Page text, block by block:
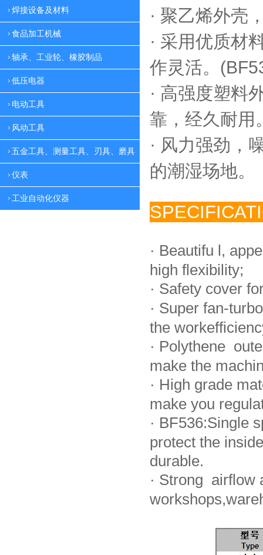
焊接设备及材料
食品加工机械
轴承、工业轮、橡胶制品
低压电器
电动工具
风动工具
五金工具、测量工具、刃具、磨具
仪表
工业自动化仪器
· 聚乙烯外壳
· 采用优质材
作灵活。
· 高强度塑料
靠， 经久耐用
· 风力强劲，
的潮湿场地。
· Beautifu l,
high flexibility;
· Safety cover
· Super fan-
the
· Polythene
make the
· High grade
make you
· BF536:Single
protect the
durable.
· Strong airflow